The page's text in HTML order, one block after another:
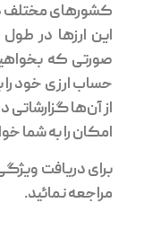
کشورهای مختلف
این ارزها در
صورتی که
حساب ارزی خود را
از آن‌ها
امکان را به شما
برای دریافت
مراجعه نمائید.